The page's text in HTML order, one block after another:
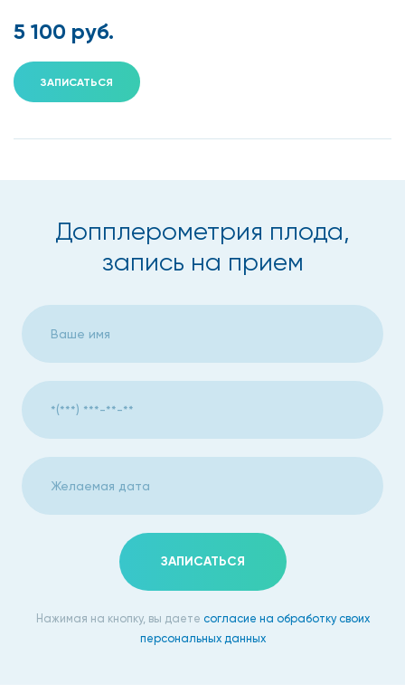
5 100 руб.
ЗАПИСАТЬСЯ
Допплерометрия плода,
запись на прием
ЗАПИСАТЬСЯ
Нажимая на кнопку, вы даете согласие на обработку своих
персональных данных